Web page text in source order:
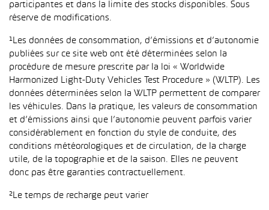
participantes et dans la limite des stocks disponibles. Sous
réserve de modifications.
¹Les données de consommation, d’émissions et d’autonomie
publiées sur ce site web ont été déterminées selon la
procédure de mesure prescrite par la loi « Worldwide
Harmonized Light-Duty Vehicles Test Procedure » (WLTP). Les
données déterminées selon la WLTP permettent de comparer
les véhicules. Dans la pratique, les valeurs de consommation
et d’émissions ainsi que l’autonomie peuvent parfois varier
considérablement en fonction du style de conduite, des
conditions météorologiques et de circulation, de la charge
utile, de la topographie et de la saison. Elles ne peuvent
donc pas être garanties contractuellement.
²Le temps de recharge peut varier